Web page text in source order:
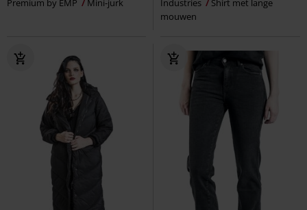
Premium by EMP
Mini-jurk
Industries
Shirt met lange
mouwen